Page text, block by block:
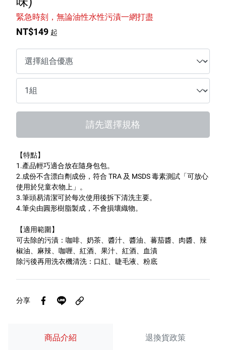
優品x柴語錄
團購專區
關於優品
會員權益
會員中心
Facebook粉絲專頁
Line
Youtube
緊急時刻，無論油性水性污漬一網打盡
NT$149 起
請先選擇規格
【特點】
1.產品輕巧適合放在隨身包包。
2.成份不含漂白劑成份，符合 TRA 及 MSDS 毒素測試「可放心
使用於兒童衣物上」。
3.筆頭易清潔可於每次使用後拆下清洗主要。
4.筆尖由圓形樹脂製成，不會損壞織物。
【適用範圍】
可去除的污漬：咖啡、奶茶、醬汁、醬油、蕃茄醬、肉醬、辣
椒油、麻辣、咖喱、紅酒、果汁、紅酒、血漬
除污後再用洗衣機清洗：口紅、睫毛液、粉底
分享
商品介紹 退換貨政策